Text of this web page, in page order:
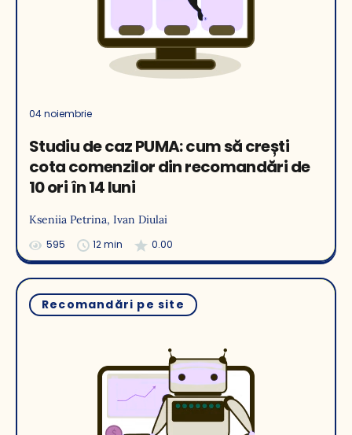
04 noiembrie
Studiu de caz PUMA: cum să crești
cota comenzilor din recomandări de
10 ori în 14 luni
Kseniia Petrina, Ivan Diulai
595 12 min 0.00
Recomandări pe site